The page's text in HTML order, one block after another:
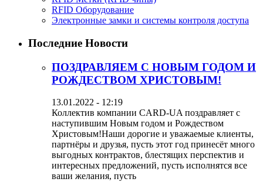
RFID Оборудование
Электронные замки и системы контроля доступа
Последние Новости
ПОЗДРАВЛЯЕМ С НОВЫМ ГОДОМ И
РОЖДЕСТВОМ ХРИСТОВЫМ!
13.01.2022 - 12:19
Коллектив компании CARD-UA поздравляет с
наступившим Новым годом и Рождеством
Христовым!Наши дорогие и уважаемые клиенты,
партнёры и друзья, пусть этот год принесёт много
выгодных контрактов, блестящих перспектив и
интересных предложений, пусть исполнятся все
ваши желания, пусть